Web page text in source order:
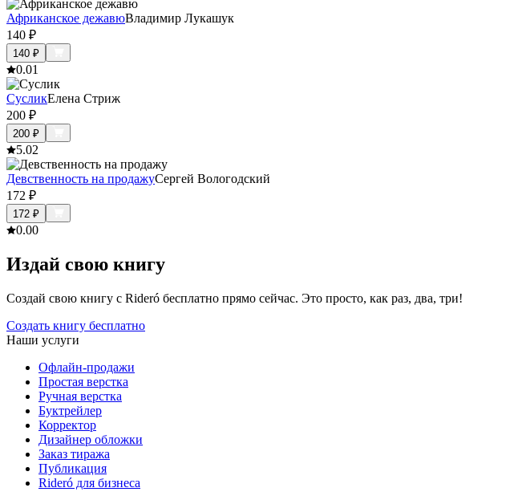
Африканское дежавюВладимир Лукашук
140 ₽
140 ₽
0.01
СусликЕлена Стриж
200 ₽
200 ₽
5.02
Девственность на продажуСергей Вологодский
172 ₽
172 ₽
0.00
Издай свою книгу
Создай свою книгу с Rideró бесплатно прямо сейчас. Это просто, как раз, два, три!
Создать книгу бесплатно
Наши услуги
Офлайн-продажи
Простая верстка
Ручная верстка
Буктрейлер
Корректор
Дизайнер обложки
Заказ тиража
Публикация
Rideró для бизнеса